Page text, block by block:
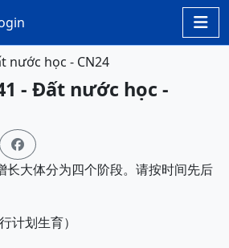

nước học - CN24
- Đất nước học -

长大体分为四个阶段。请按时间先后
计划生育）